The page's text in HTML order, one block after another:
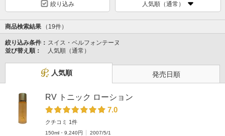
絞り込み 人気順（通常）
商品検索結果 （19件）
絞り込み条件： スイス・ベルフォンテーヌ
並び替え順：
人気順（通常）
人気順 発売日順
RV トニック ローション
7.0
クチコミ 1件
150ml・9,240円
2007/5/1